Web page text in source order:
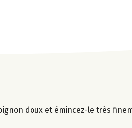
doux et émincez-le très